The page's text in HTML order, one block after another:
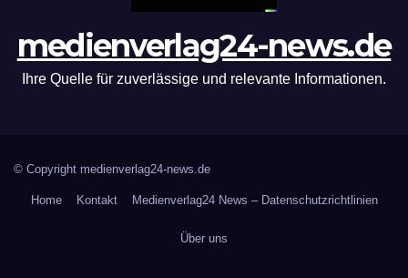
medienverlag24-news.de
Ihre Quelle für zuverlässige und relevante Informationen.
© Copyright medienverlag24-news.de
Home Kontakt Medienverlag24 News – Datenschutzrichtlinien
Über uns